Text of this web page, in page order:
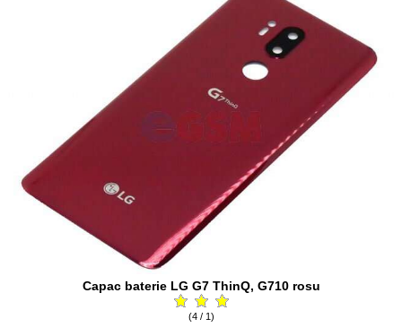
Capac baterie LG G7 ThinQ, G710 rosu
(4 / 1)